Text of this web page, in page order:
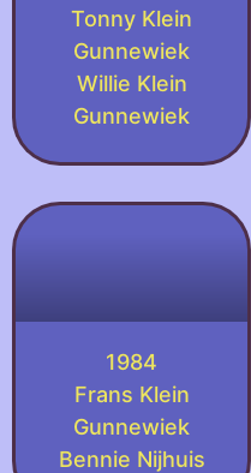
Tonny Klein
Gunnewiek
Willie Klein
Gunnewiek
1984
Frans Klein
Gunnewiek
Bennie Nijhuis